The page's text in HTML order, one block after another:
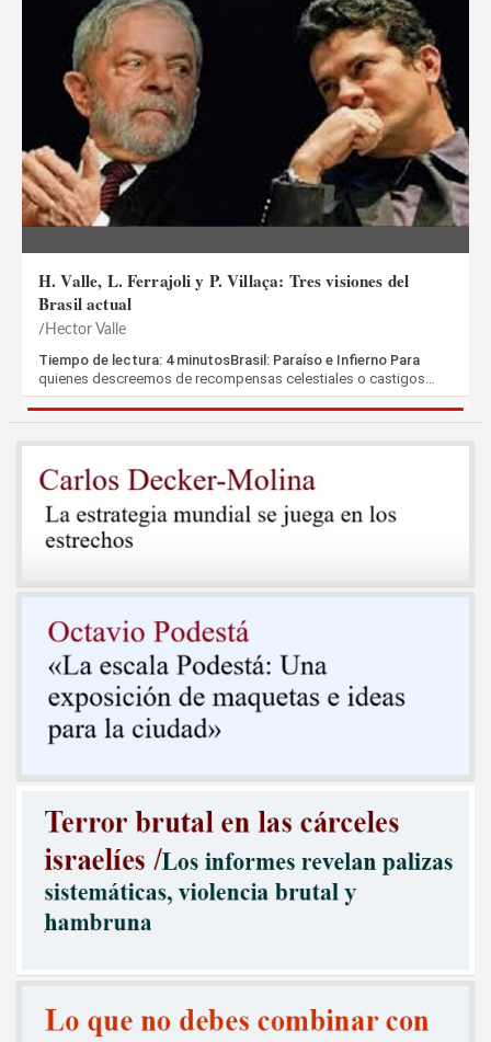
H. Valle, L. Ferrajoli y P. Villaça: Tres visiones del
Brasil actual
Hector Valle
Tiempo de lectura: 4 minutosBrasil: Paraíso e Infierno Para
quienes descreemos de recompensas celestiales o castigos…